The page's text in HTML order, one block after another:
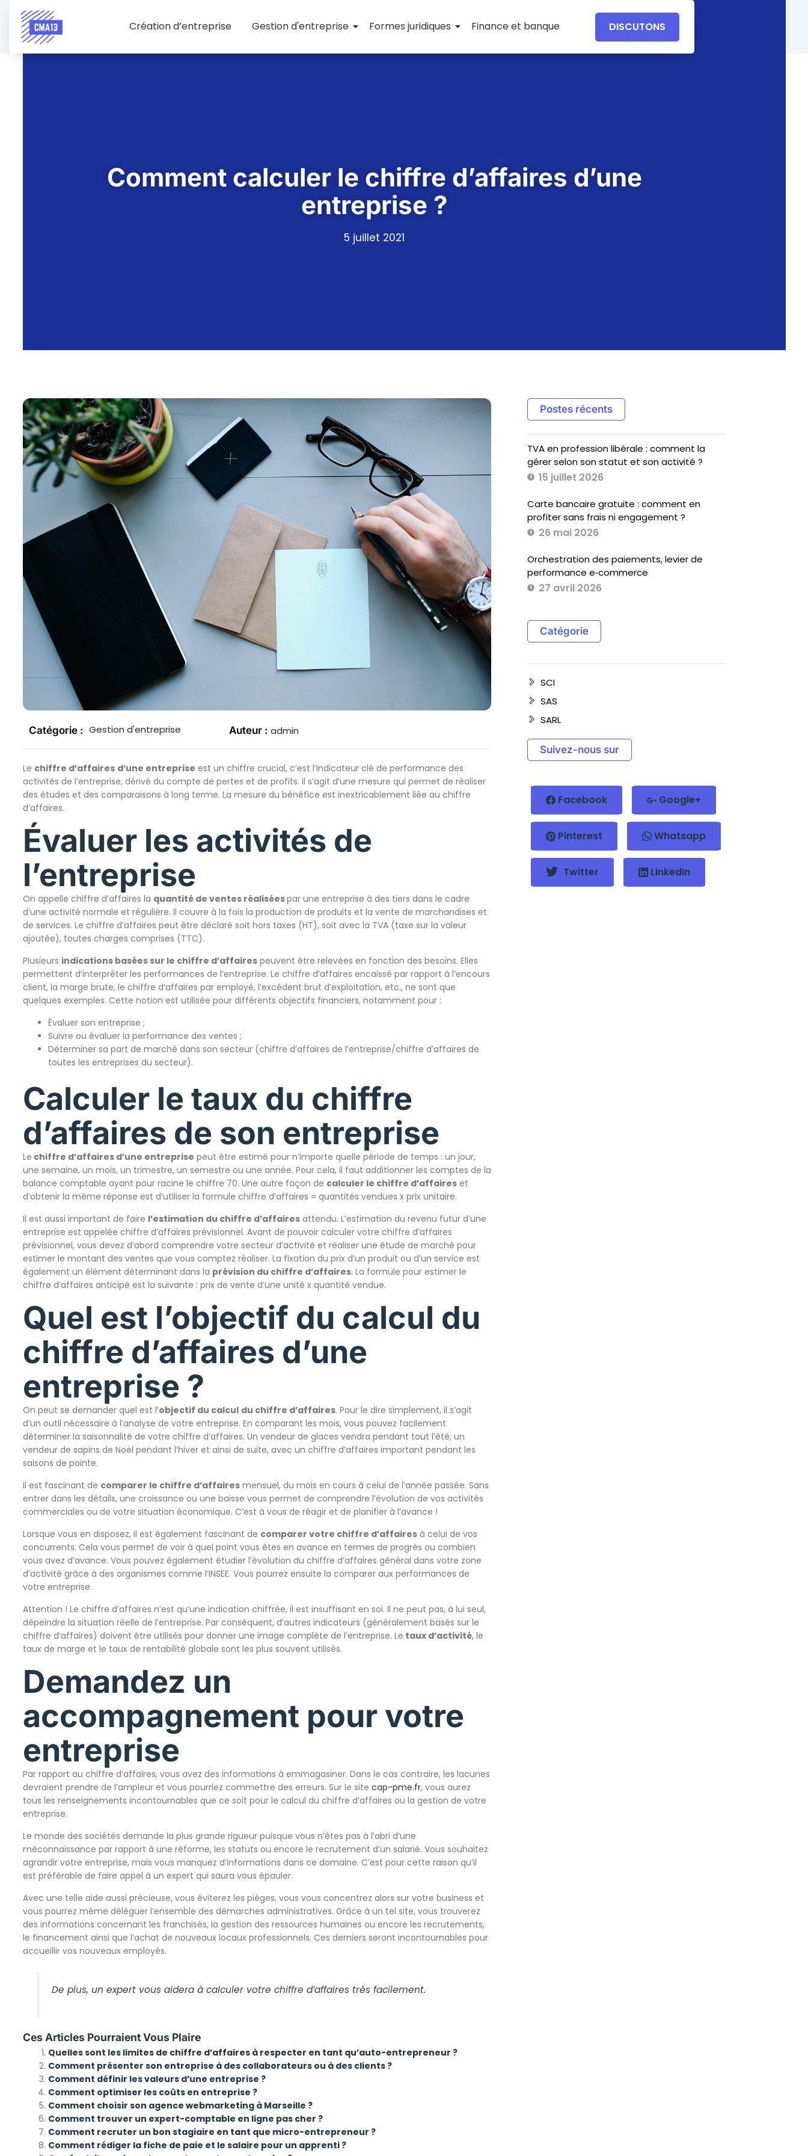
Création d’entreprise Gestion d'entreprise Formes juridiques Finance et banque DISCUTONS
Comment calculer le chiffre d’affaires d’une
entreprise ?
5 juillet 2021
Catégorie : Gestion d'entreprise Auteur : admin
Le chiffre d’affaires d’une entreprise est un chiffre crucial, c’est l’indicateur clé de performance des
activités de l’entreprise, dérivé du compte de pertes et de profits. Il s’agit d’une mesure qui permet de réaliser
des études et des comparaisons à long terme. La mesure du bénéfice est inextricablement liée au chiffre
d’affaires.
Évaluer les activités de
l’entreprise
On appelle chiffre d’affaires la quantité de ventes réaliséespar une entreprise à des tiers dans le cadre
d’une activité normale et régulière. Il couvre à la fois la production de produits et la vente de marchandises et
de services. Le chiffre d’affaires peut être déclaré soit hors taxes (HT), soit avec la TVA (taxe sur la valeur
ajoutée), toutes charges comprises (TTC).
Plusieurs indications basées sur le chiffre d’affairespeuvent être relevées en fonction des besoins. Elles
permettent d’interpréter les performances de l’entreprise. Le chiffre d’affaires encaissé par rapport à l’encours
client, la marge brute, le chiffre d’affaires par employé, l’excédent brut d’exploitation, etc., ne sont que
quelques exemples. Cette notion est utilisée pour différents objectifs financiers, notamment pour :
Évaluer son entreprise ;
Suivre ou évaluer la performance des ventes ;
Déterminer sa part de marché dans son secteur (chiffre d’affaires de l’entreprise/chiffre d’affaires de
toutes les entreprises du secteur).
Calculer le taux du chiffre
d’affaires de son entreprise
Le chiffre d’affairesd’une entreprise peut être estimé pour n’importe quelle période de temps : un jour,
une semaine, un mois, un trimestre, un semestre ou une année. Pour cela, il faut additionner les comptes de la
balance comptable ayant pour racine le chiffre 70. Une autre façon de calculer le chiffre d’affaireset
d’obtenir la même réponse est d’utiliser la formule chiffre d’affaires = quantités vendues x prix unitaire.
Il est aussi important de faire l’estimation du chiffre d’affairesattendu. L’estimation du revenu futur d’une
entreprise est appelée chiffre d’affaires prévisionnel. Avant de pouvoir calculer votre chiffre d’affaires
prévisionnel, vous devez d’abord comprendre votre secteur d’activité et réaliser une étude de marché pour
estimer le montant des ventes que vous comptez réaliser. La fixation du prix d’un produit ou d’un service est
également un élément déterminant dans la prévision du chiffre d’affaires. La formule pour estimer le
chiffre d’affaires anticipé est la suivante : prix de vente d’une unité x quantité vendue.
Quel est l’objectif du calcul du
chiffre d’affaires d’une
entreprise ?
On peut se demander quel est l’objectif du calcul du chiffre d’affaires. Pour le dire simplement, il s’agit
d’un outil nécessaire à l’analyse de votre entreprise. En comparant les mois, vous pouvez facilement
déterminer la saisonnalité de votre chiffre d’affaires. Un vendeur de glaces vendra pendant tout l’été, un
vendeur de sapins de Noël pendant l’hiver et ainsi de suite, avec un chiffre d’affaires important pendant les
saisons de pointe.
Il est fascinant de comparer le chiffre d’affairesmensuel, du mois en cours à celui de l’année passée. Sans
entrer dans les détails, une croissance ou une baisse vous permet de comprendre l’évolution de vos activités
commerciales ou de votre situation économique. C’est à vous de réagir et de planifier à l’avance !
Lorsque vous en disposez, il est également fascinant de comparer votre chiffre d’affairesà celui de vos
concurrents. Cela vous permet de voir à quel point vous êtes en avance en termes de progrès ou combien
vous avez d’avance. Vous pouvez également étudier l’évolution du chiffre d’affaires général dans votre zone
d’activité grâce à des organismes comme l’INSEE. Vous pourrez ensuite la comparer aux performances de
votre entreprise.
Attention ! Le chiffre d’affaires n’est qu’une indication chiffrée, il est insuffisant en soi. Il ne peut pas, à lui seul,
dépeindre la situation réelle de l’entreprise. Par conséquent, d’autres indicateurs (généralement basés sur le
chiffre d’affaires) doivent être utilisés pour donner une image complète de l’entreprise. Le taux d’activité, le
taux de marge et le taux de rentabilité globale sont les plus souvent utilisés.
Demandez un
accompagnement pour votre
entreprise
Par rapport au chiffre d’affaires, vous avez des informations à emmagasiner. Dans le cas contraire, les lacunes
devraient prendre de l’ampleur et vous pourriez commettre des erreurs. Sur le site cap-pme.fr, vous aurez
tous les renseignements incontournables que ce soit pour le calcul du chiffre d’affaires ou la gestion de votre
entreprise.
Le monde des sociétés demande la plus grande rigueur puisque vous n’êtes pas à l’abri d’une
méconnaissance par rapport à une réforme, les statuts ou encore le recrutement d’un salarié. Vous souhaitez
agrandir votre entreprise, mais vous manquez d’informations dans ce domaine. C’est pour cette raison qu’il
est préférable de faire appel à un expert qui saura vous épauler.
Avec une telle aide aussi précieuse, vous éviterez les pièges, vous vous concentrez alors sur votre business et
vous pourrez même déléguer l’ensemble des démarches administratives. Grâce à un tel site, vous trouverez
des informations concernant les franchisés, la gestion des ressources humaines ou encore les recrutements,
le financement ainsi que l’achat de nouveaux locaux professionnels. Ces derniers seront incontournables pour
accueillir vos nouveaux employés.
De plus, un expert vous aidera à calculer votre chiffre d’affaires très facilement.
Ces Articles Pourraient Vous Plaire
Quelles sont les limites de chiffre d’affaires à respecter en tant qu’auto-entrepreneur ?
Comment présenter son entreprise à des collaborateurs ou à des clients ?
Comment définir les valeurs d’une entreprise ?
Comment optimiser les coûts en entreprise ?
Comment choisir son agence webmarketing à Marseille ?
Comment trouver un expert-comptable en ligne pas cher ?
Comment recruter un bon stagiaire en tant que micro-entrepreneur ?
Comment rédiger la fiche de paie et le salaire pour un apprenti ?
Postes récents
TVA en profession libérale : comment la
gérer selon son statut et son activité ?
15 juillet 2026
Carte bancaire gratuite : comment en
profiter sans frais ni engagement ?
26 mai 2026
Orchestration des paiements, levier de
performance e‑commerce
27 avril 2026
Catégorie
SCI
SAS
SARL
Suivez-nous sur
Facebook Google+
Pinterest Whatsapp
Twitter LinkedIn